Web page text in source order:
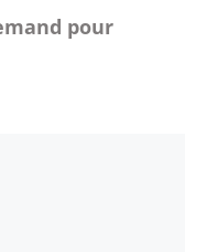
pour